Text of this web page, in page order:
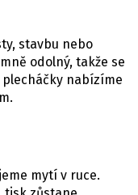
stavbu nebo
odolný, takže se
nabízíme
mytí v ruce.